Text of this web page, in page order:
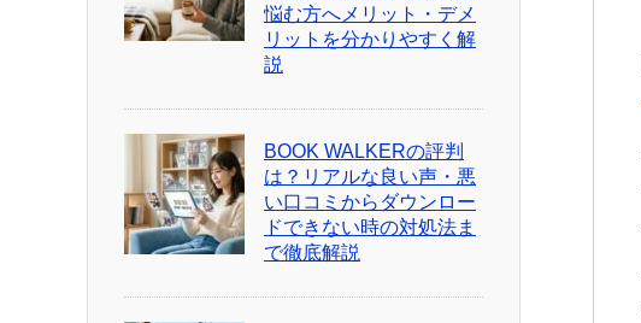
悩む方へメリット・デメ
リットを分かりやすく解
説
BOOK WALKERの評判
は？リアルな良い声・悪
い口コミからダウンロー
ドできない時の対処法ま
で徹底解説